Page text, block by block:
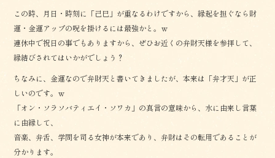
この時、月日・時刻に「己巳」が重なるわけですから、縁起を担ぐなら財
運・金運アップの呪を掛けるには最強かと。ｗ
連休中で祝日の事でもありますから、ぜひお近くの弁財天様を参拝して、
縁結びされてはいかがでしょう？
ちなみに、金運なので弁財天と書いてきましたが、本来は「弁才天」が正
しいのです。ｗ
「オン・ソラソバティエイ・ソワカ」の真言の意味から、水に由来し言葉
に由縁して、
音楽、弁舌、学問を司る女神が本来であり、弁財はその転用であることが
分かります。